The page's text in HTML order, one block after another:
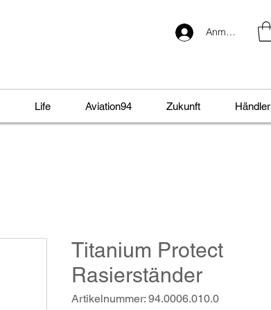
Anmelden
Life Aviation94 Zukunft Händler
Titanium Protect
Rasierständer
Artikelnummer: 94.0006.010.0